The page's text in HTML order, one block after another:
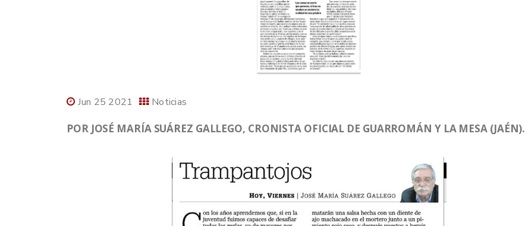
Jun 25 2021 Noticias
POR JOSÉ MARÍA SUÁREZ GALLEGO, CRONISTA OFICIAL DE GUARROMÁN Y LA MESA (JAÉN).